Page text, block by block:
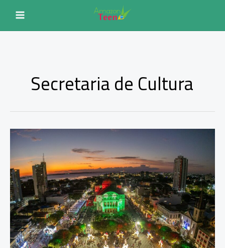
conteúdo
Secretaria de Cultura